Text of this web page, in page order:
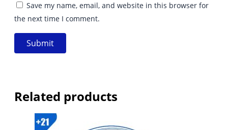
Save my name, email, and website in this browser for
the next time I comment.
Related products